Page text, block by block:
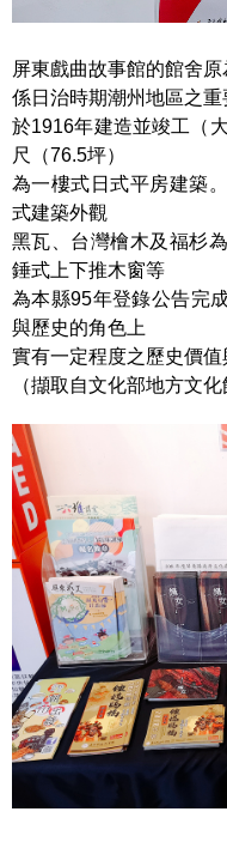
屏東戲曲故事館的館舍
係日治時期潮州地區之
於1916年建造並竣工（
尺（76.5坪）
為一樓式日式平房建築
式建築外觀
黑瓦、台灣檜木及福杉
錘式上下推木窗等
為本縣95年登錄公告完
與歷史的角色上
實有一定程度之歷史價值
（擷取自文化部地方文化